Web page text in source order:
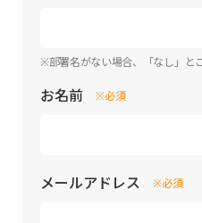
※部署名がない場合、「なし」と
お名前 ※必須
メールアドレス ※必須